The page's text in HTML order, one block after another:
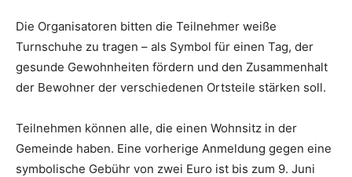
Die Organisatoren bitten die Teilnehmer weiße
Turnschuhe zu tragen – als Symbol für einen Tag, der
gesunde Gewohnheiten fördern und den Zusammenhalt
der Bewohner der verschiedenen Ortsteile stärken soll.
Teilnehmen können alle, die einen Wohnsitz in der
Gemeinde haben. Eine vorherige Anmeldung gegen eine
symbolische Gebühr von zwei Euro ist bis zum 9. Juni